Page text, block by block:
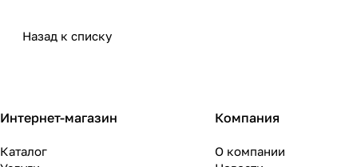
Назад к списку
Интернет-магазин
Каталог
Компания
О компании